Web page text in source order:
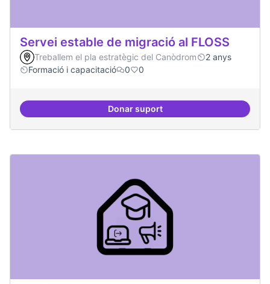
Servei estable de migració al FLOSS
Treballem el pla estratègic del Canòdrom
2 anys
Formació i capacitació
0 0
Donar suportServei estable de migració al